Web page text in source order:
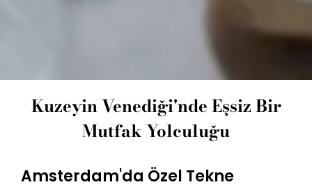
Kuzeyin Venediği'nde Eşsiz Bir
Mutfak Yolculuğu
Amsterdam'da Özel Tekne